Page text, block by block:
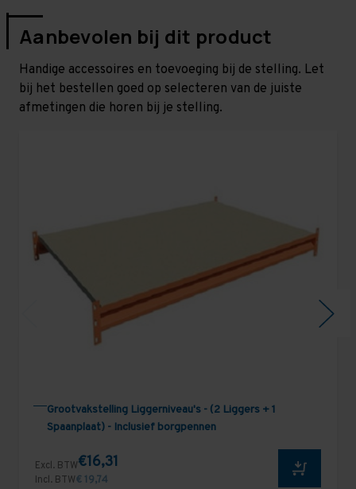
Aanbevolen bij dit product
Handige accessoires en toevoeging bij de stelling. Let
bij het bestellen goed op selecteren van de juiste
afmetingen die horen bij je stelling.
Grootvakstelling Liggerniveau's - (2 Liggers + 1
Spaanplaat) - Inclusief borgpennen
Excl. BTW€16,31
Incl. BTW€ 19,74